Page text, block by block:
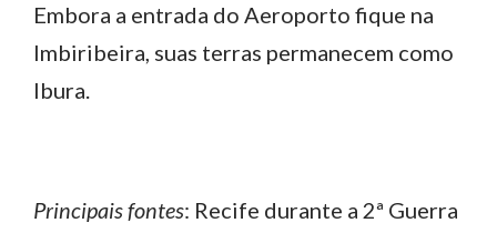
Embora a entrada do Aeroporto fique na
Imbiribeira, suas terras permanecem como
Ibura.
Principais fontes: Recife durante a 2ª Guerra